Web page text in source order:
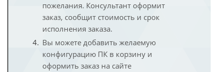
пожелания. Консультант оформит
заказ, сообщит стоимость и срок
исполнения заказа.
Вы можете добавить желаемую
конфигурацию ПК в корзину и
оформить заказ на сайте